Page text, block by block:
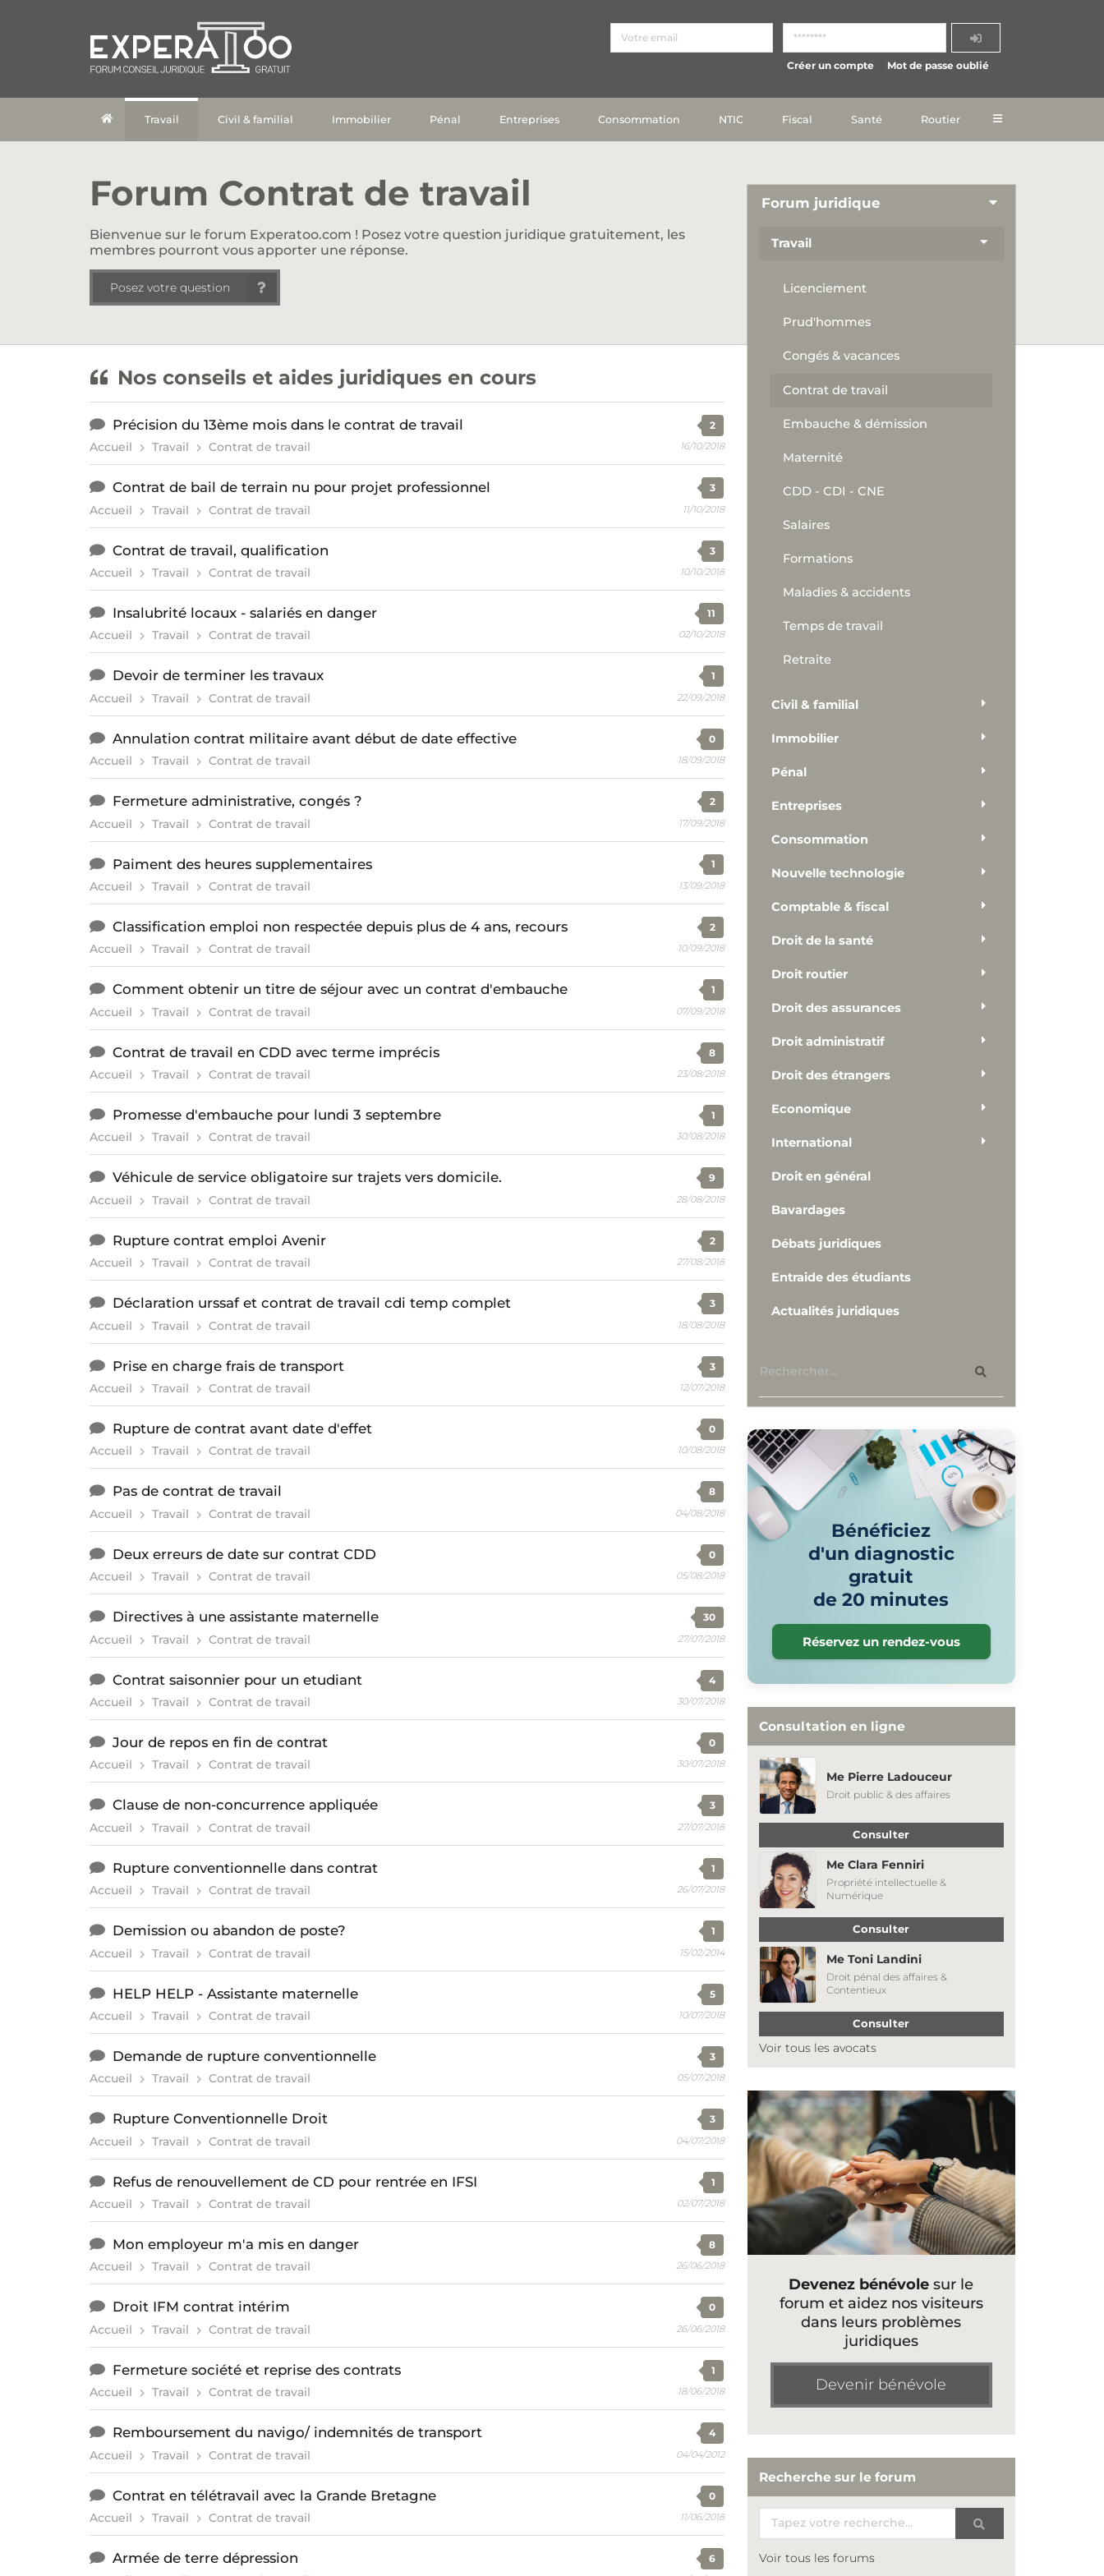
Créer un compte Mot de passe oublié
Travail Civil & familial Immobilier Pénal Entreprises Consommation NTIC Fiscal Santé Routier
Forum Contrat de travail
Bienvenue sur le forum Experatoo.com ! Posez votre question juridique gratuitement, les
membres pourront vous apporter une réponse.
Posez votre question
Nos conseils et aides juridiques en cours
Précision du 13ème mois dans le contrat de travail
Accueil Travail Contrat de travail
2
16/10/2018
Contrat de bail de terrain nu pour projet professionnel
Accueil Travail Contrat de travail
3
11/10/2018
Contrat de travail, qualification
Accueil Travail Contrat de travail
3
10/10/2018
Insalubrité locaux - salariés en danger
Accueil Travail Contrat de travail
11
02/10/2018
Devoir de terminer les travaux
Accueil Travail Contrat de travail
1
22/09/2018
Annulation contrat militaire avant début de date effective
Accueil Travail Contrat de travail
0
18/09/2018
Fermeture administrative, congés ?
Accueil Travail Contrat de travail
2
17/09/2018
Paiment des heures supplementaires
Accueil Travail Contrat de travail
1
13/09/2018
Classification emploi non respectée depuis plus de 4 ans, recours
Accueil Travail Contrat de travail
2
10/09/2018
Comment obtenir un titre de séjour avec un contrat d'embauche
Accueil Travail Contrat de travail
1
07/09/2018
Contrat de travail en CDD avec terme imprécis
Accueil Travail Contrat de travail
8
23/08/2018
Promesse d'embauche pour lundi 3 septembre
Accueil Travail Contrat de travail
1
30/08/2018
Véhicule de service obligatoire sur trajets vers domicile.
Accueil Travail Contrat de travail
9
28/08/2018
Rupture contrat emploi Avenir
Accueil Travail Contrat de travail
2
27/08/2018
Déclaration urssaf et contrat de travail cdi temp complet
Accueil Travail Contrat de travail
3
18/08/2018
Prise en charge frais de transport
Accueil Travail Contrat de travail
3
12/07/2018
Rupture de contrat avant date d'effet
Accueil Travail Contrat de travail
0
10/08/2018
Pas de contrat de travail
Accueil Travail Contrat de travail
8
04/08/2018
Deux erreurs de date sur contrat CDD
Accueil Travail Contrat de travail
0
05/08/2018
Directives à une assistante maternelle
Accueil Travail Contrat de travail
30
27/07/2018
Contrat saisonnier pour un etudiant
Accueil Travail Contrat de travail
4
30/07/2018
Jour de repos en fin de contrat
Accueil Travail Contrat de travail
0
30/07/2018
Clause de non-concurrence appliquée
Accueil Travail Contrat de travail
3
27/07/2018
Rupture conventionnelle dans contrat
Accueil Travail Contrat de travail
1
26/07/2018
Demission ou abandon de poste?
Accueil Travail Contrat de travail
1
15/02/2014
HELP HELP - Assistante maternelle
Accueil Travail Contrat de travail
5
10/07/2018
Demande de rupture conventionnelle
Accueil Travail Contrat de travail
3
05/07/2018
Rupture Conventionnelle Droit
Accueil Travail Contrat de travail
3
04/07/2018
Refus de renouvellement de CD pour rentrée en IFSI
Accueil Travail Contrat de travail
1
02/07/2018
Mon employeur m'a mis en danger
Accueil Travail Contrat de travail
8
26/06/2018
Droit IFM contrat intérim
Accueil Travail Contrat de travail
0
26/06/2018
Fermeture société et reprise des contrats
Accueil Travail Contrat de travail
1
18/06/2018
Remboursement du navigo/ indemnités de transport
Accueil Travail Contrat de travail
4
04/04/2012
Contrat en télétravail avec la Grande Bretagne
Accueil Travail Contrat de travail
0
11/06/2018
Armée de terre dépression 6
Forum juridique
Travail
Licenciement
Prud'hommes
Congés & vacances
Contrat de travail
Embauche & démission
Maternité
CDD - CDI - CNE
Salaires
Formations
Maladies & accidents
Temps de travail
Retraite
Civil & familial
Immobilier
Pénal
Entreprises
Consommation
Nouvelle technologie
Comptable & fiscal
Droit de la santé
Droit routier
Droit des assurances
Droit administratif
Droit des étrangers
Economique
International
Droit en général
Bavardages
Débats juridiques
Entraide des étudiants
Actualités juridiques
Bénéficiez
d'un diagnostic
gratuit
de 20 minutes
Réservez un rendez-vous
Consultation en ligne
Me Pierre Ladouceur
Droit public & des affaires
Consulter
Me Clara Fenniri
Propriété intellectuelle &
Numérique
Consulter
Me Toni Landini
Droit pénal des affaires &
Contentieux
Consulter
Voir tous les avocats
Devenez bénévole sur le
forum et aidez nos visiteurs
dans leurs problèmes
juridiques
Devenir bénévole
Recherche sur le forum
Voir tous les forums